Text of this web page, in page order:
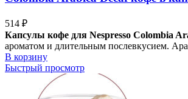
514 ₽
Капсулы кофе для Nespresso Colombia
ароматом и длительным послевкусием.
В корзину
Быстрый просмотр